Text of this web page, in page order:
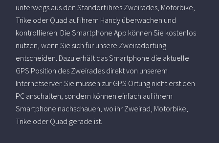
unterwegs aus den Standort ihres Zweirades, Motorbike,
Trike oder Quad auf ihrem Handy überwachen und
kontrollieren. Die Smartphone App können Sie kostenlos
nutzen, wenn Sie sich für unsere Zweiradortung
entscheiden. Dazu erhält das Smartphone die aktuelle
GPS Position des Zweirades direkt von unserem
Internetserver. Sie müssen zur GPS Ortung nicht erst den
PC anschalten, sondern können einfach auf ihrem
Smartphone nachschauen, wo ihr Zweirad, Motorbike,
Trike oder Quad gerade ist.